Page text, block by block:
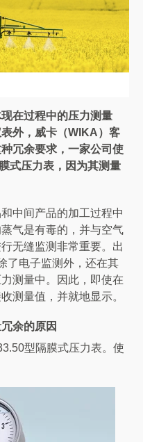
在过程中的压力测量
表外，威卡（WIKA）客
冗余要求，一家公司使
式压力表，因为其测量
中间产品的加工过程中
气是有毒的，并与空气
无缝监测非常重要。出
了电子监测外，还在其
测量中。因此，即使在
测量值，并就地显示。
余的原因
型隔膜式压力表。使